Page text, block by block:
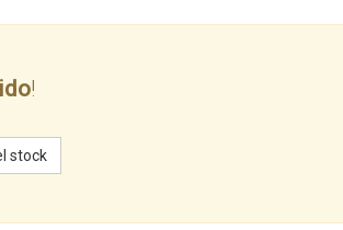
!
stock